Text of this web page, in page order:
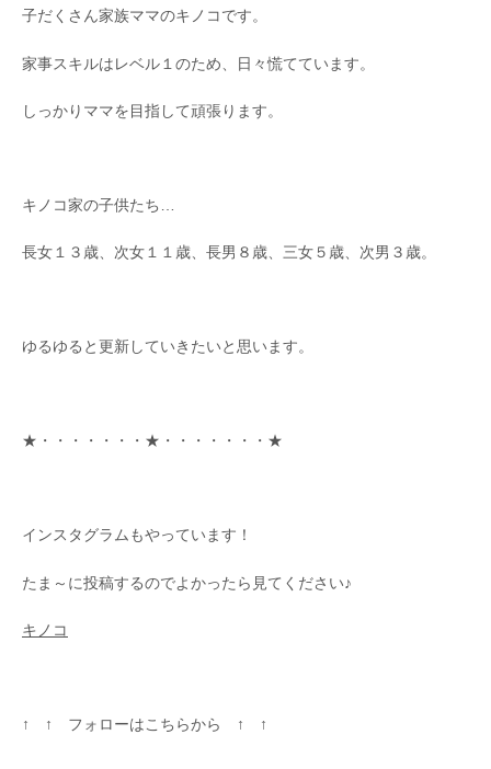
子だくさん家族ママのキノコです。
家事スキルはレベル１のため、日々慌てています。
しっかりママを目指して頑張ります。
キノコ家の子供たち…
長女１３歳、次女１１歳、長男８歳、三女５歳、次男３歳。
ゆるゆると更新していきたいと思います。
★・・・・・・・★・・・・・・・★
インスタグラムもやっています！
たま～に投稿するのでよかったら見てください♪
キノコ
↑ ↑ フォローはこちらから ↑ ↑